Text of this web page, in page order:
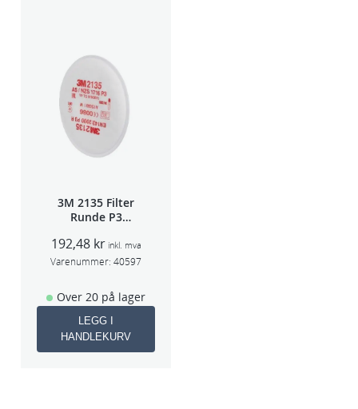
3M 2135 Filter
Runde P3
192,48 kr inkl. mva
Varenummer: 40597
Over 20 på lager
LEGG I
HANDLEKURV